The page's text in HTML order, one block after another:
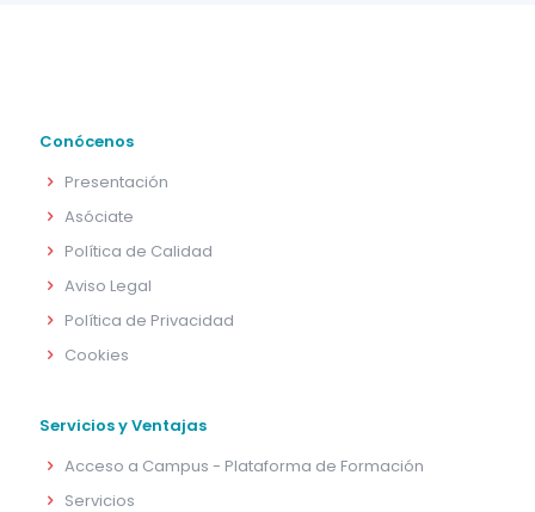
Conócenos
Presentación
Asóciate
Política de Calidad
Aviso Legal
Política de Privacidad
Cookies
Servicios y Ventajas
Acceso a Campus - Plataforma de Formación
Servicios